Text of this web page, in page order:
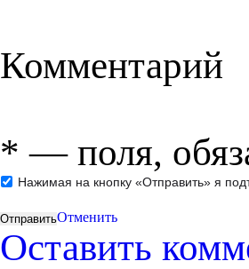
Комментарий
* — поля,
Нажимая на кнопку «Отправить» я
Отменить
Оставить